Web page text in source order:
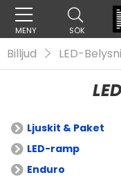
MENY SÖK
Billjud LED-
Ljuskit & Paket
LED-ramp
Enduro